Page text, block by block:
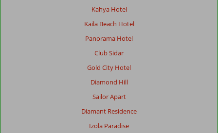
Kahya Hotel
Kaila Beach Hotel
Panorama Hotel
Club Sidar
Gold City Hotel
Diamond Hill
Sailor Apart
Diamant Residence
Izola Paradise